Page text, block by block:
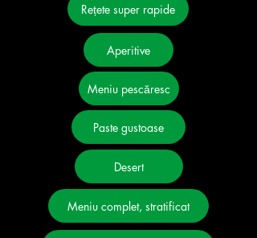
Rețete super rapide
Aperitive
Meniu pescăresc
Paste gustoase
Desert
Meniu complet, stratificat